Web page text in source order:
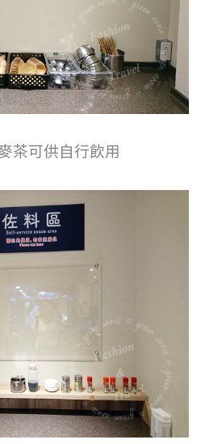
茶可供自行飲用